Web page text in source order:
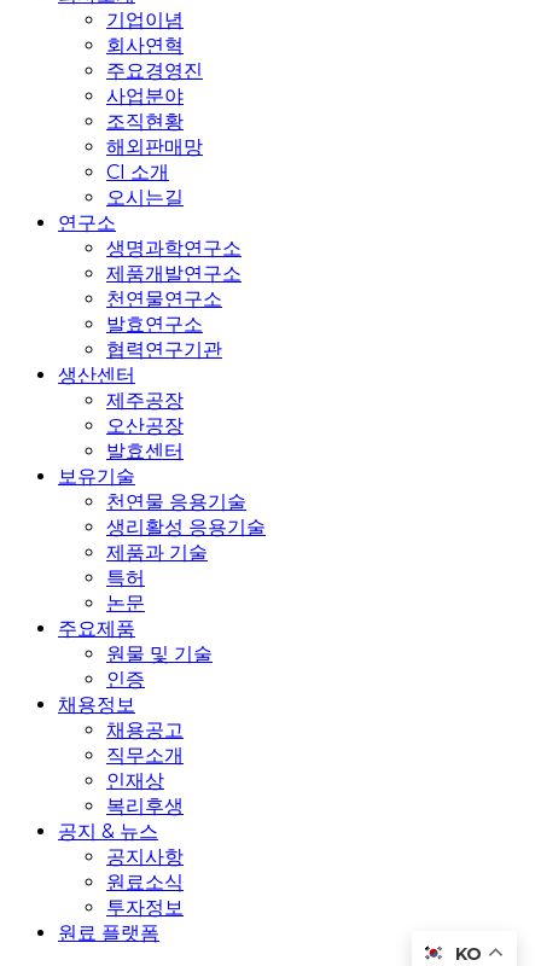
기업이념
회사연혁
주요경영진
사업분야
조직현황
해외판매망
CI 소개
오시는길
연구소
생명과학연구소
제품개발연구소
천연물연구소
발효연구소
협력연구기관
생산센터
제주공장
오산공장
발효센터
보유기술
천연물 응용기술
생리활성 응용기술
제품과 기술
특허
논문
주요제품
원물 및 기술
인증
채용정보
채용공고
직무소개
인재상
복리후생
공지 & 뉴스
공지사항
원료소식
투자정보
원료 플랫폼
KO